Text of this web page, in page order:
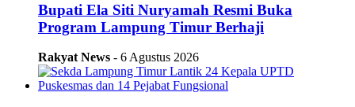
Bupati Ela Siti Nuryamah Resmi Buka
Program Lampung Timur Berhaji
Rakyat News - 6 Agustus 2026